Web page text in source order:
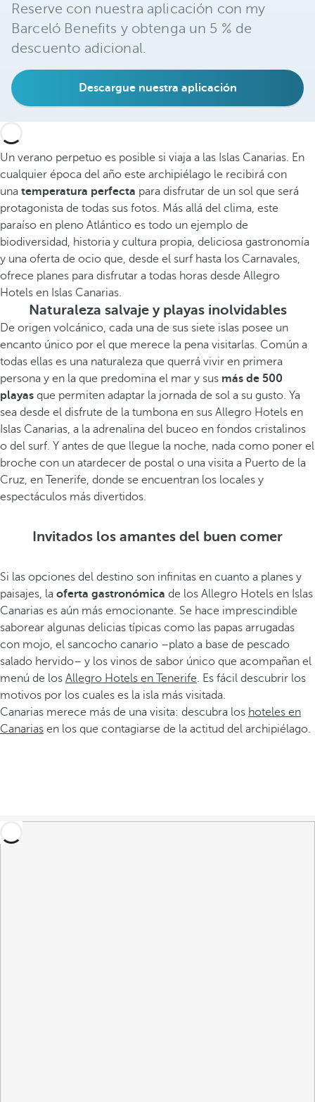
Reserve con nuestra aplicación con my
Barceló Benefits y obtenga un 5 % de
descuento adicional.
Descargue nuestra aplicación
Un verano perpetuo es posible si viaja a las Islas Canarias. En
cualquier época del año este archipiélago le recibirá con
una temperatura perfecta para disfrutar de un sol que será
protagonista de todas sus fotos. Más allá del clima, este
paraíso en pleno Atlántico es todo un ejemplo de
biodiversidad, historia y cultura propia, deliciosa gastronomía
y una oferta de ocio que, desde el surf hasta los Carnavales,
ofrece planes para disfrutar a todas horas desde Allegro
Hotels en Islas Canarias.
Naturaleza salvaje y playas inolvidables
De origen volcánico, cada una de sus siete islas posee un
encanto único por el que merece la pena visitarlas. Común a
todas ellas es una naturaleza que querrá vivir en primera
persona y en la que predomina el mar y sus más de 500
playas que permiten adaptar la jornada de sol a su gusto. Ya
sea desde el disfrute de la tumbona en sus Allegro Hotels en
Islas Canarias, a la adrenalina del buceo en fondos cristalinos
o del surf. Y antes de que llegue la noche, nada como poner el
broche con un atardecer de postal o una visita a Puerto de la
Cruz, en Tenerife, donde se encuentran los locales y
espectáculos más divertidos.
Invitados los amantes del buen comer
Si las opciones del destino son infinitas en cuanto a planes y
paisajes, la oferta gastronómica de los Allegro Hotels en Islas
Canarias es aún más emocionante. Se hace imprescindible
saborear algunas delicias típicas como las papas arrugadas
con mojo, el sancocho canario –plato a base de pescado
salado hervido– y los vinos de sabor único que acompañan el
menú de los Allegro Hotels en Tenerife. Es fácil descubrir los
motivos por los cuales es la isla más visitada.
Canarias merece más de una visita: descubra los hoteles en
Canarias en los que contagiarse de la actitud del archipiélago.